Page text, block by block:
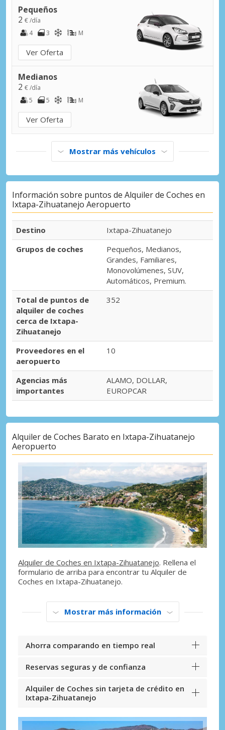
Pequeños
2 € /día
4
3 M
Ver Oferta
Medianos
2 € /día
5
5 M
Ver Oferta
Mostrar más vehículos
Información sobre puntos de Alquiler de Coches en
Ixtapa-Zihuatanejo Aeropuerto
Destino
Ixtapa-Zihuatanejo
Grupos de coches
Pequeños, Medianos,
Grandes, Familiares,
Monovolúmenes, SUV,
Automáticos, Premium.
Total de puntos de
alquiler de coches
cerca de Ixtapa-
Zihuatanejo
352
Proveedores en el
aeropuerto
10
Agencias más
importantes
ALAMO, DOLLAR,
EUROPCAR
Alquiler de Coches Barato en Ixtapa-Zihuatanejo
Aeropuerto
Alquiler de Coches en Ixtapa-Zihuatanejo. Rellena el
formulario de arriba para encontrar tu Alquiler de
Coches en Ixtapa-Zihuatanejo.
Mostrar más información
Ahorra comparando en tiempo real
Reservas seguras y de confianza
Alquiler de Coches sin tarjeta de crédito en
Ixtapa-Zihuatanejo